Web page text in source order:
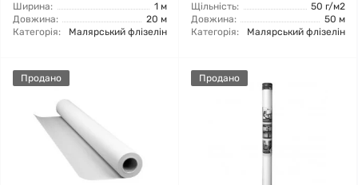
Ширина:
1 м
Довжина:
20 м
Категорія:
Малярський флізелін
Щільність:
50 г/м2
Довжина:
50 м
Категорія:
Малярський флізелін
Продано Продано